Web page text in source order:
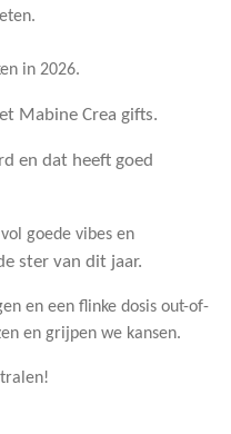
in 2026.
Mabine Crea gifts.
en dat heeft goed
goede vibes en
ster van dit jaar.
en een flinke dosis out-of-
en grijpen we kansen.